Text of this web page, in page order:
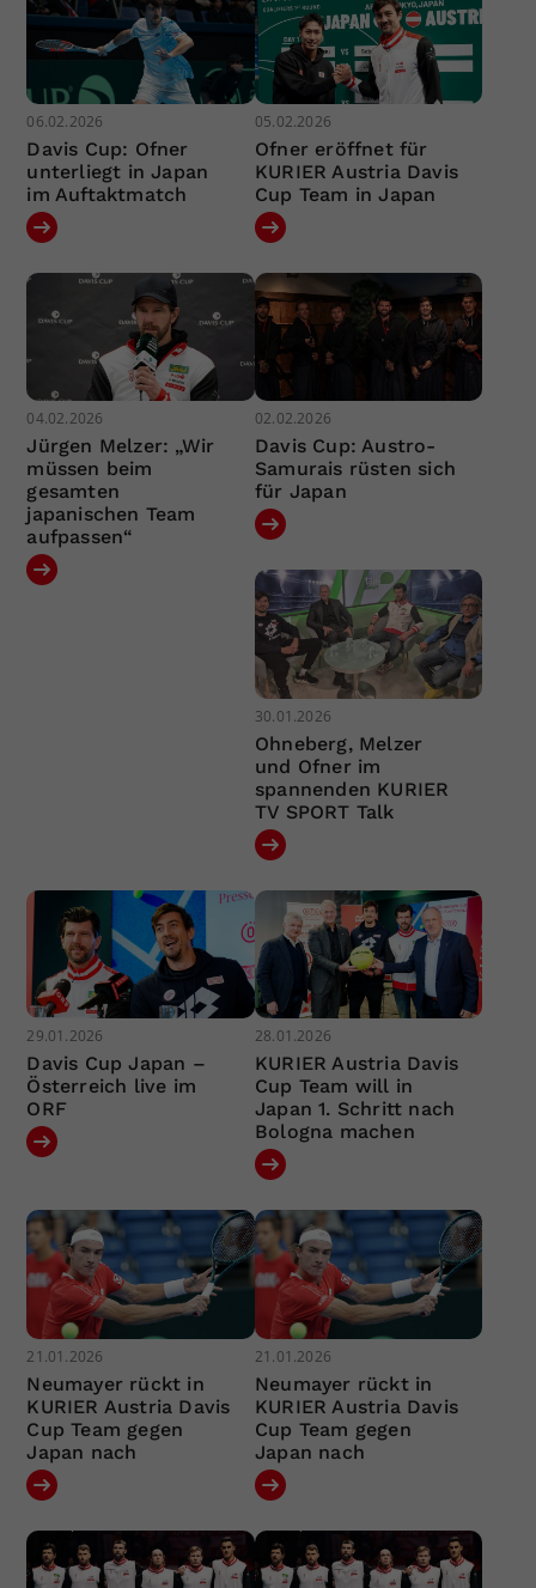
06.02.2026
Davis Cup: Ofner
unterliegt in Japan
im Auftaktmatch
05.02.2026
Ofner eröffnet für
KURIER Austria Davis
Cup Team in Japan
04.02.2026
Jürgen Melzer: „Wir
müssen beim
gesamten
japanischen Team
aufpassen“
02.02.2026
Davis Cup: Austro-
Samurais rüsten sich
für Japan
30.01.2026
Ohneberg, Melzer
und Ofner im
spannenden KURIER
TV SPORT Talk
29.01.2026
Davis Cup Japan –
Österreich live im
ORF
28.01.2026
KURIER Austria Davis
Cup Team will in
Japan 1. Schritt nach
Bologna machen
21.01.2026
Neumayer rückt in
KURIER Austria Davis
Cup Team gegen
Japan nach
21.01.2026
Neumayer rückt in
KURIER Austria Davis
Cup Team gegen
Japan nach